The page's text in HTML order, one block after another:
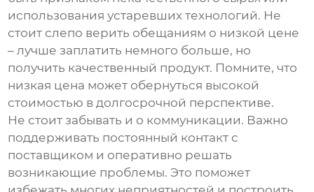
использования устаревших технологий. Не
стоит слепо верить обещаниям о низкой цене
– лучше заплатить немного больше, но
получить качественный продукт. Помните, что
низкая цена может обернуться высокой
стоимостью в долгосрочной перспективе.
Не стоит забывать и о коммуникации. Важно
поддерживать постоянный контакт с
поставщиком и оперативно решать
возникающие проблемы. Это поможет